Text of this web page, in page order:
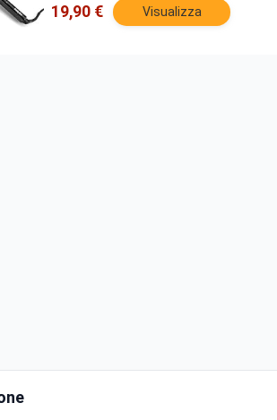
19,90 € Visualizza